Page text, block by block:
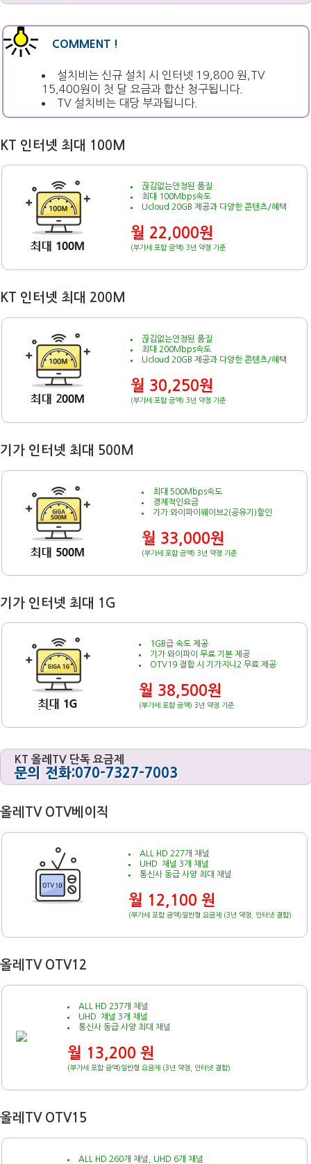
COMMENT !
설치비는 신규 설치 시 인터넷 19,800 원,TV
15,400원이 첫 달 요금과 합산 청구됩니다.
TV 설치비는 대당 부과됩니다.
KT 인터넷 최대 100M
끊김없는안정된 품질
최대 100Mbps속도
Ucloud 20GB 제공과 다양한 콘텐츠/혜택
월 22,000원
(부가세 포함 금액) 3년 약정 기준
KT 인터넷 최대 200M
끊김없는안정된 품질
최대 200Mbps속도
Ucloud 20GB 제공과 다양한 콘텐츠/혜택
월 30,250원
(부가세 포함 금액) 3년 약정 기준
기가 인터넷 최대 500M
최대 500Mbps속도
경제적인요금
기가 와이파이웨이브2(공유기)할인
월 33,000원
(부가세 포함 금액) 3년 약정 기준
기가 인터넷 최대 1G
1GB급 속도 제공
기가 와이파이 무료 기본 제공
OTV19 결합 시 기가지니2 무료 제공
월 38,500원
(부가세 포함 금액) 3년 약정 기준
KT 올레TV 단독 요금제
문의 전화:070-7327-7003
올레TV OTV베이직
ALL HD 227개 채널
UHD 채널 3개 채널
통신사 동급 사양 최대 채널
월 12,100 원
(부가세 포함 금액)일반형 요금제 (3년 약정, 인터넷 결합)
올레TV OTV12
ALL HD 237개 채널
UHD 채널 3개 채널
통신사 동급 사양 최대 채널
월 13,200 원
(부가세 포함 금액)일반형 요금제 (3년 약정, 인터넷 결합)
올레TV OTV15
ALL HD 260개 채널, UHD 6개 채널